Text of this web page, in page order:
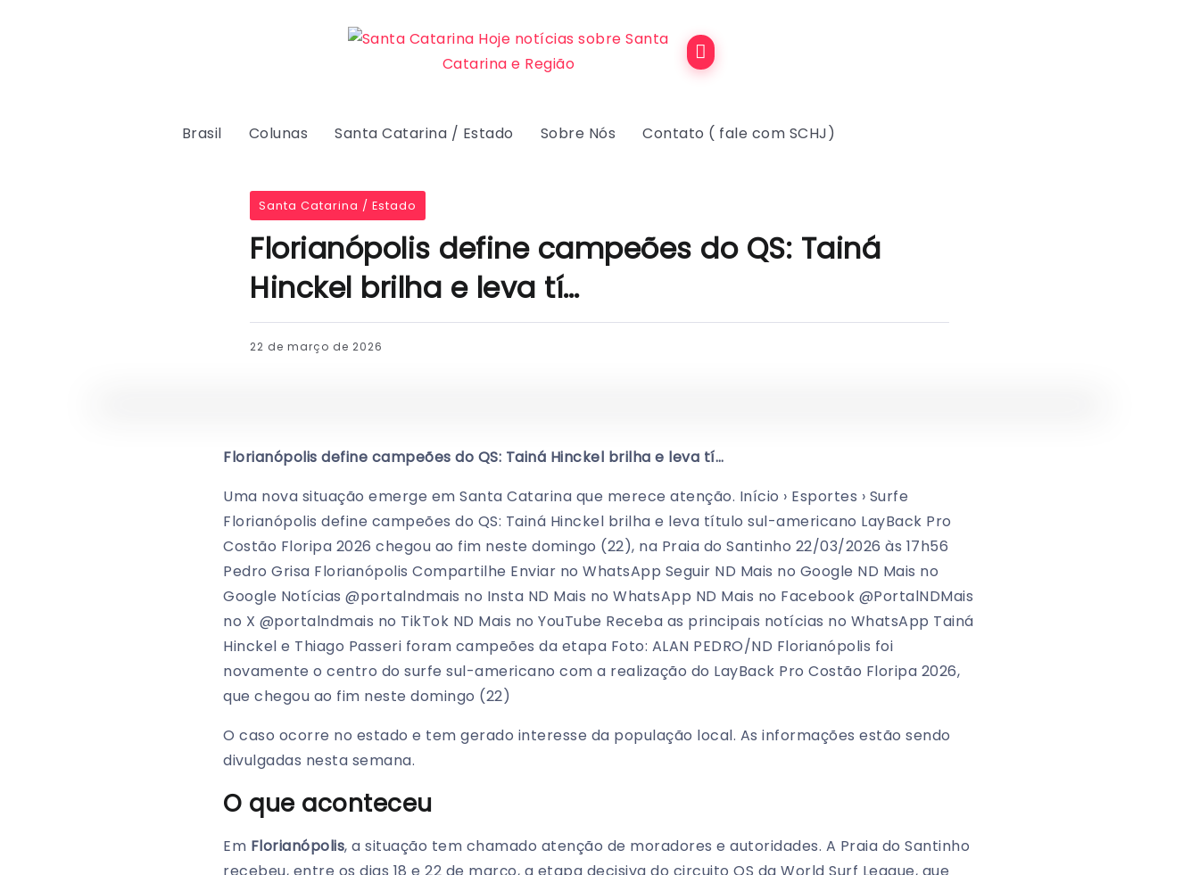
Brasil Colunas Santa Catarina / Estado Sobre Nós Contato ( fale com SCHJ)
Santa Catarina / Estado
Florianópolis define campeões do QS: Tainá
Hinckel brilha e leva tí…
22 de março de 2026
Florianópolis define campeões do QS: Tainá Hinckel brilha e leva tí…
Uma nova situação emerge em Santa Catarina que merece atenção. Início › Esportes › Surfe
Florianópolis define campeões do QS: Tainá Hinckel brilha e leva título sul-americano LayBack Pro
Costão Floripa 2026 chegou ao fim neste domingo (22), na Praia do Santinho 22/03/2026 às 17h56
Pedro Grisa Florianópolis Compartilhe Enviar no WhatsApp Seguir ND Mais no Google ND Mais no
Google Notícias @portalndmais no Insta ND Mais no WhatsApp ND Mais no Facebook @PortalNDMais
no X @portalndmais no TikTok ND Mais no YouTube Receba as principais notícias no WhatsApp Tainá
Hinckel e Thiago Passeri foram campeões da etapa Foto: ALAN PEDRO/ND Florianópolis foi
novamente o centro do surfe sul-americano com a realização do LayBack Pro Costão Floripa 2026,
que chegou ao fim neste domingo (22)
O caso ocorre no estado e tem gerado interesse da população local. As informações estão sendo
divulgadas nesta semana.
O que aconteceu
Em Florianópolis, a situação tem chamado atenção de moradores e autoridades. A Praia do Santinho